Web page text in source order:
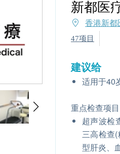
新都医
香港新都
47项目
建议给
适用于40
重点检查项目
超声波检
三高检查
型肝炎、